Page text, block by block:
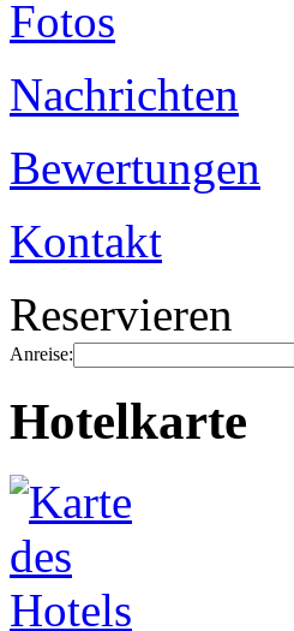
Fotos
Nachrichten
Bewertungen
Kontakt
Reservieren
Anreise:
Hotelkarte